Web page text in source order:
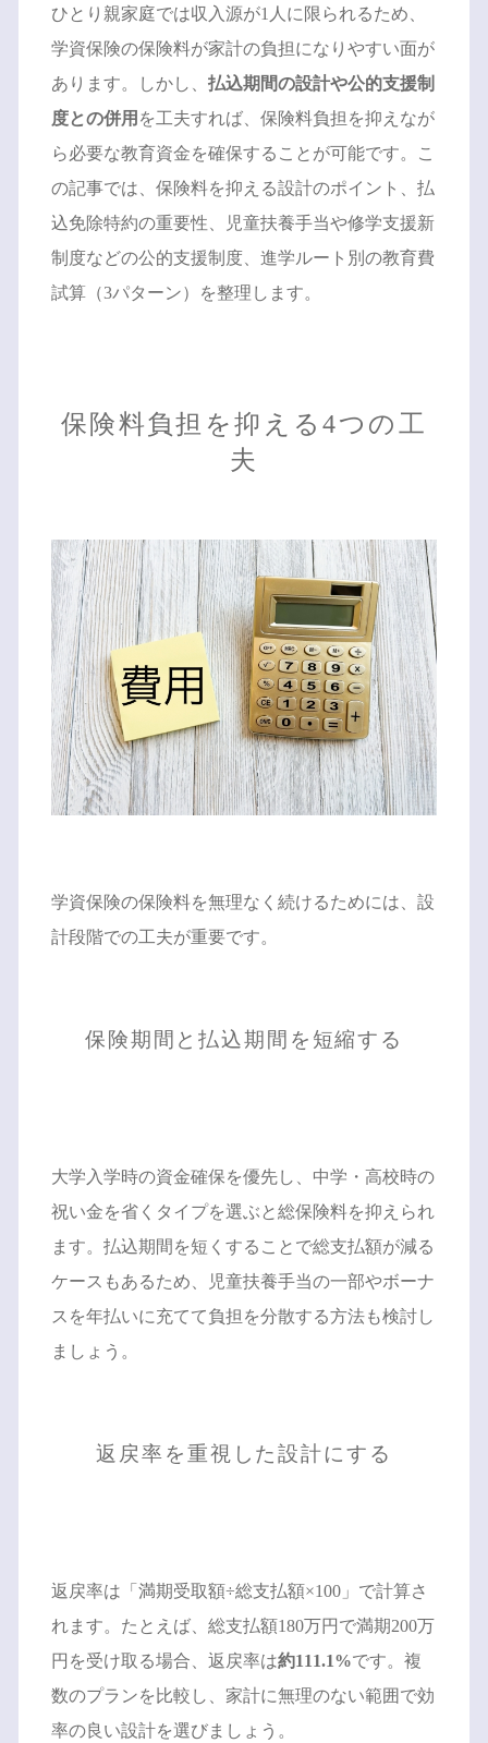
ひとり親家庭では収入源が1人に限られるため、
学資保険の保険料が家計の負担になりやすい面が
あります。しかし、 払込期間の設計や公的支援制
度との併用 を工夫すれば、保険料負担を抑えなが
ら必要な教育資金を確保することが可能です。こ
の記事では、保険料を抑える設計のポイント、払
込免除特約の重要性、児童扶養手当や修学支援新
制度などの公的支援制度、進学ルート別の教育費
試算（3パターン）を整理します。
保険料負担を抑える4つの工
夫
学資保険の保険料を無理なく続けるためには、設
計段階での工夫が重要です。
保険期間と払込期間を短縮する
大学入学時の資金確保を優先し、中学・高校時の
祝い金を省くタイプを選ぶと総保険料を抑えられ
ます。払込期間を短くすることで総支払額が減る
ケースもあるため、児童扶養手当の一部やボーナ
スを年払いに充てて負担を分散する方法も検討し
ましょう。
返戻率を重視した設計にする
返戻率は「満期受取額÷総支払額×100」で計算さ
れます。たとえば、総支払額180万円で満期200万
円を受け取る場合、返戻率は約111.1%です。複
数のプランを比較し、家計に無理のない範囲で効
率の良い設計を選びましょう。